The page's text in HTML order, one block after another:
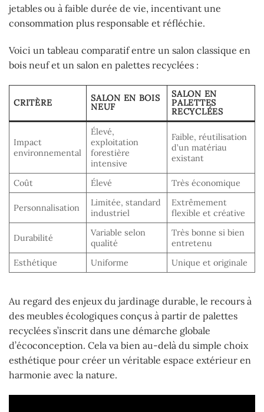
jetables ou à faible durée de vie, incentivant une
consommation plus responsable et réfléchie.
Voici un tableau comparatif entre un salon classique en
bois neuf et un salon en palettes recyclées :
CRITÈRE
SALON EN BOIS
NEUF
SALON EN
PALETTES
RECYCLÉES
Impact
environnemental
Élevé,
exploitation
forestière
intensive
Faible, réutilisation
d’un matériau
existant
Coût Élevé Très économique
Personnalisation
Limitée, standard
industriel
Extrêmement
flexible et créative
Durabilité
Variable selon
qualité
Très bonne si bien
entretenu
Esthétique
Uniforme Unique et originale
Au regard des enjeux du jardinage durable, le recours à
des meubles écologiques conçus à partir de palettes
recyclées s’inscrit dans une démarche globale
d’écoconception. Cela va bien au-delà du simple choix
esthétique pour créer un véritable espace extérieur en
harmonie avec la nature.